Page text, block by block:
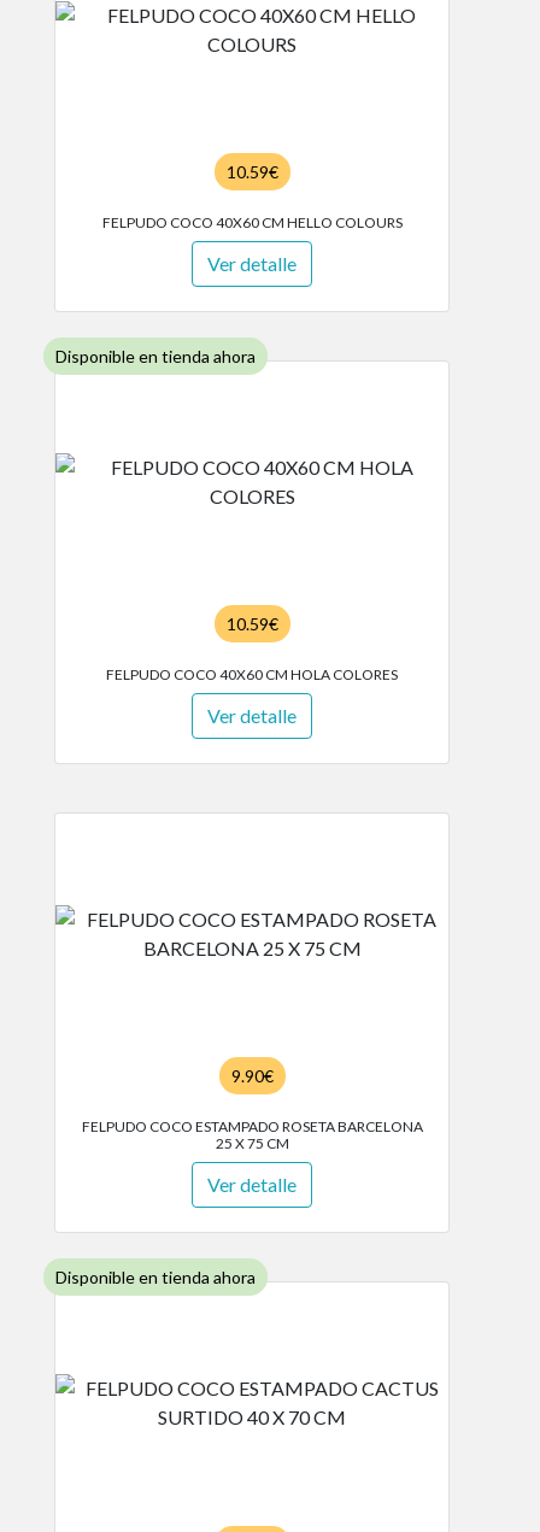
10.59€
FELPUDO COCO 40X60 CM HELLO COLOURS
Ver detalle
Disponible en tienda ahora
10.59€
FELPUDO COCO 40X60 CM HOLA COLORES
Ver detalle
9.90€
FELPUDO COCO ESTAMPADO ROSETA BARCELONA
25 X 75 CM
Ver detalle
Disponible en tienda ahora